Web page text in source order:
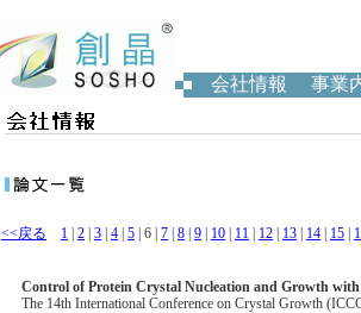
会社情報 事業
<<戻る 1 2 3 4 5 | 6 | 7 8 9 10 11 12 13 14 15
Control of Protein Crystal Nucleation and Growth
The 14th International Conference on Crystal Growth